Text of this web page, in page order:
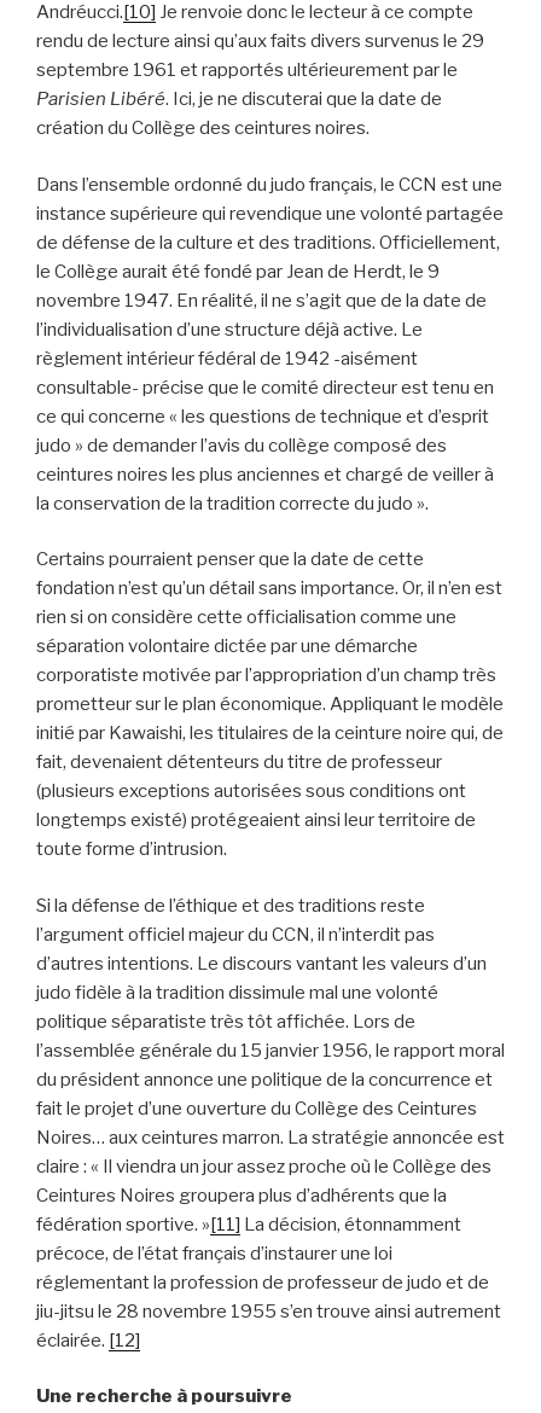
Andréucci.[10] Je renvoie donc le lecteur à ce compte
rendu de lecture ainsi qu’aux faits divers survenus le 29
septembre 1961 et rapportés ultérieurement par le
Parisien Libéré. Ici, je ne discuterai que la date de
création du Collège des ceintures noires.
Dans l’ensemble ordonné du judo français, le CCN est une
instance supérieure qui revendique une volonté partagée
de défense de la culture et des traditions. Officiellement,
le Collège aurait été fondé par Jean de Herdt, le 9
novembre 1947. En réalité, il ne s’agit que de la date de
l’individualisation d’une structure déjà active. Le
règlement intérieur fédéral de 1942 -aisément
consultable- précise que le comité directeur est tenu en
ce qui concerne « les questions de technique et d’esprit
judo » de demander l’avis du collège composé des
ceintures noires les plus anciennes et chargé de veiller à
la conservation de la tradition correcte du judo ».
Certains pourraient penser que la date de cette
fondation n’est qu’un détail sans importance. Or, il n’en est
rien si on considère cette officialisation comme une
séparation volontaire dictée par une démarche
corporatiste motivée par l’appropriation d’un champ très
prometteur sur le plan économique. Appliquant le modèle
initié par Kawaishi, les titulaires de la ceinture noire qui, de
fait, devenaient détenteurs du titre de professeur
(plusieurs exceptions autorisées sous conditions ont
longtemps existé) protégeaient ainsi leur territoire de
toute forme d’intrusion.
Si la défense de l’éthique et des traditions reste
l’argument officiel majeur du CCN, il n’interdit pas
d’autres intentions. Le discours vantant les valeurs d’un
judo fidèle à la tradition dissimule mal une volonté
politique séparatiste très tôt affichée. Lors de
l’assemblée générale du 15 janvier 1956, le rapport moral
du président annonce une politique de la concurrence et
fait le projet d’une ouverture du Collège des Ceintures
Noires… aux ceintures marron. La stratégie annoncée est
claire : « Il viendra un jour assez proche où le Collège des
Ceintures Noires groupera plus d’adhérents que la
fédération sportive. »[11] La décision, étonnamment
précoce, de l’état français d’instaurer une loi
réglementant la profession de professeur de judo et de
jiu-jitsu le 28 novembre 1955 s’en trouve ainsi autrement
éclairée. [12]
Une recherche à poursuivre